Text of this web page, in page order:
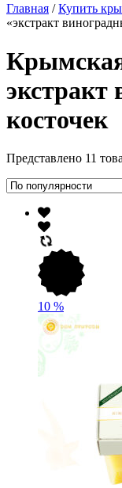
Главная /Купить
«экстракт
экстракт
косточек
Представлено 11
10 %